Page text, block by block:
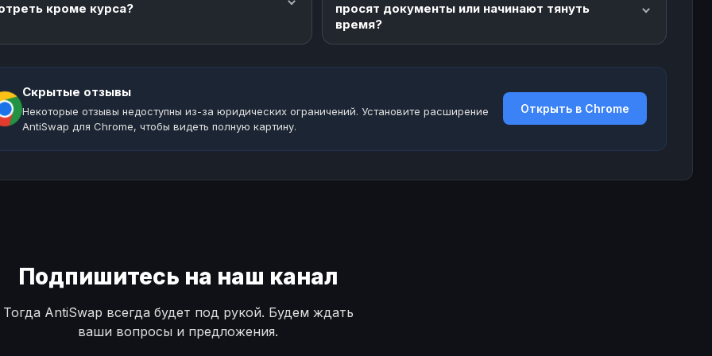
кроме курса?
просят документы или начинают тянуть
время?
Скрытые отзывы
Некоторые отзывы недоступны из-за юридических ограничений. Установите расширение
AntiSwap для Chrome, чтобы видеть полную картину.
Открыть в Chrome
Подпишитесь на наш канал
Тогда AntiSwap всегда будет под рукой. Будем ждать
ваши вопросы и предложения.